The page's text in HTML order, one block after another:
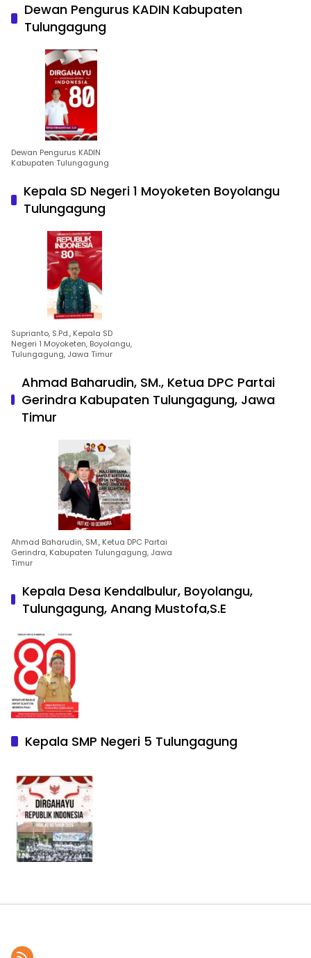
Dewan Pengurus KADIN Kabupaten
Tulungagung
Dewan Pengurus KADIN
Kabupaten Tulungagung
Kepala SD Negeri 1 Moyoketen Boyolangu
Tulungagung
Suprianto, S.Pd., Kepala SD
Negeri 1 Moyoketen, Boyolangu,
Tulungagung, Jawa Timur
Ahmad Baharudin, SM., Ketua DPC Partai
Gerindra Kabupaten Tulungagung, Jawa
Timur
Ahmad Baharudin, SM., Ketua DPC Partai
Gerindra, Kabupaten Tulungagung, Jawa
Timur
Kepala Desa Kendalbulur, Boyolangu,
Tulungagung, Anang Mustofa,S.E
Kepala SMP Negeri 5 Tulungagung